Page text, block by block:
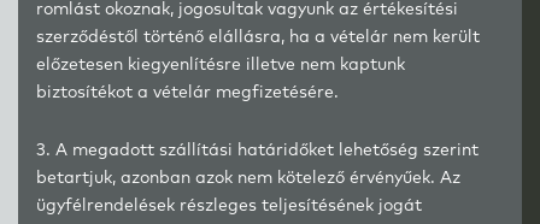
romlást okoznak, jogosultak vagyunk az értékesítési
szerződéstől történő elállásra, ha a vételár nem került
előzetesen kiegyenlítésre illetve nem kaptunk
biztosítékot a vételár megfizetésére.
3. A megadott szállítási határidőket lehetőség szerint
betartjuk, azonban azok nem kötelező érvényűek. Az
ügyfélrendelések részleges teljesítésének jogát